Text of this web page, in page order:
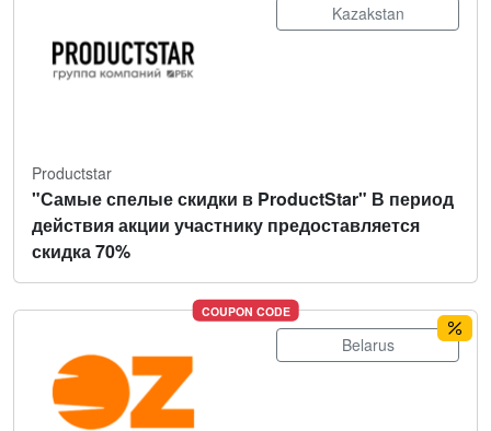
Kazakstan
Productstar
"Самые спелые скидки в ProductStar" В период
действия акции участнику предоставляется
скидка 70%
COUPON CODE
Belarus